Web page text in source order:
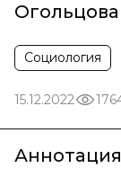
Социология
15.12.2022
Аннотация